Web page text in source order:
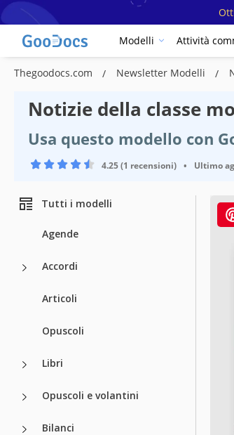
Modelli Attività
Thegoodocs.com Newsletter Modelli
Notizie della classe
Usa questo modello con
4.25 (1 recensioni) • Ultimo
Tutti i modelli
Agende
Accordi
Articoli
Opuscoli
Libri
Opuscoli e volantini
Bilanci